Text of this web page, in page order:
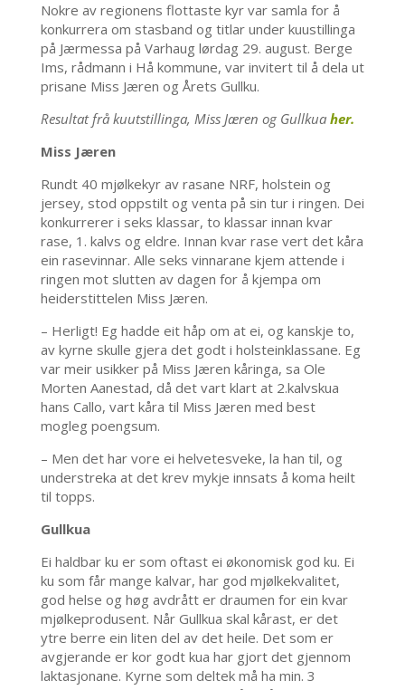
Nokre av regionens flottaste kyr var samla for å
konkurrera om stasband og titlar under kuustillinga
på Jærmessa på Varhaug lørdag 29. august. Berge
Ims, rådmann i Hå kommune, var invitert til å dela ut
prisane Miss Jæren og Årets Gullku.
Resultat frå kuutstillinga, Miss Jæren og Gullkua her.
Miss Jæren
Rundt 40 mjølkekyr av rasane NRF, holstein og
jersey, stod oppstilt og venta på sin tur i ringen. Dei
konkurrerer i seks klassar, to klassar innan kvar
rase, 1. kalvs og eldre. Innan kvar rase vert det kåra
ein rasevinnar. Alle seks vinnarane kjem attende i
ringen mot slutten av dagen for å kjempa om
heiderstittelen Miss Jæren.
– Herligt! Eg hadde eit håp om at ei, og kanskje to,
av kyrne skulle gjera det godt i holsteinklassane. Eg
var meir usikker på Miss Jæren kåringa, sa Ole
Morten Aanestad, då det vart klart at 2.kalvskua
hans Callo, vart kåra til Miss Jæren med best
mogleg poengsum.
– Men det har vore ei helvetesveke, la han til, og
understreka at det krev mykje innsats å koma heilt
til topps.
Gullkua
Ei haldbar ku er som oftast ei økonomisk god ku. Ei
ku som får mange kalvar, har god mjølkekvalitet,
god helse og høg avdrått er draumen for ein kvar
mjølkeprodusent. Når Gullkua skal kårast, er det
ytre berre ein liten del av det heile. Det som er
avgjerande er kor godt kua har gjort det gjennom
laktasjonane. Kyrne som deltek må ha min. 3